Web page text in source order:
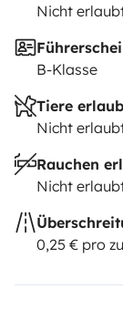
Nicht
B-Klasse
Tiere
Nicht
Rauchen
Nicht
0,25 € pro